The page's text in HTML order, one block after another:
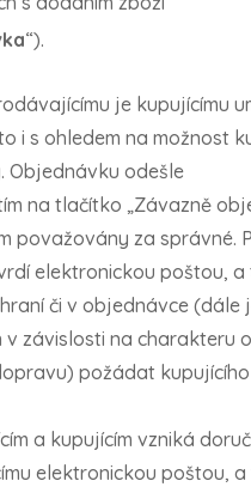
“).
je kupujícímu
i s ohledem na možnost
Objednávku odešle
na tlačítko „Závazně
považovány za správné.
elektronickou poštou,
či v objednávce (dále
závislosti na charakteru
požádat
a kupujícím vzniká
elektronickou poštou,